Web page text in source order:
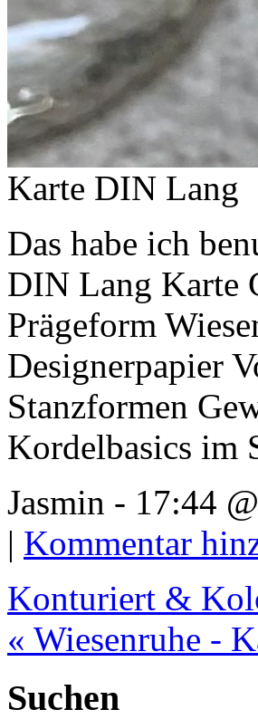
Karte DIN Lang
Das habe ich
DIN Lang Karte
Prägeform
Designerpapier
Stanzformen
Kordelbasics im
Jasmin - 17:44 @
| Kommentar
Konturiert &
« Wiesenruhe -
Suchen